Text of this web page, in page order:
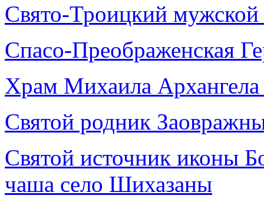
Свято-Троицкий
Спасо-Преображенская
Храм Михаила Архангела
Святой родник
Святой источник иконы
чаша село Шихазаны